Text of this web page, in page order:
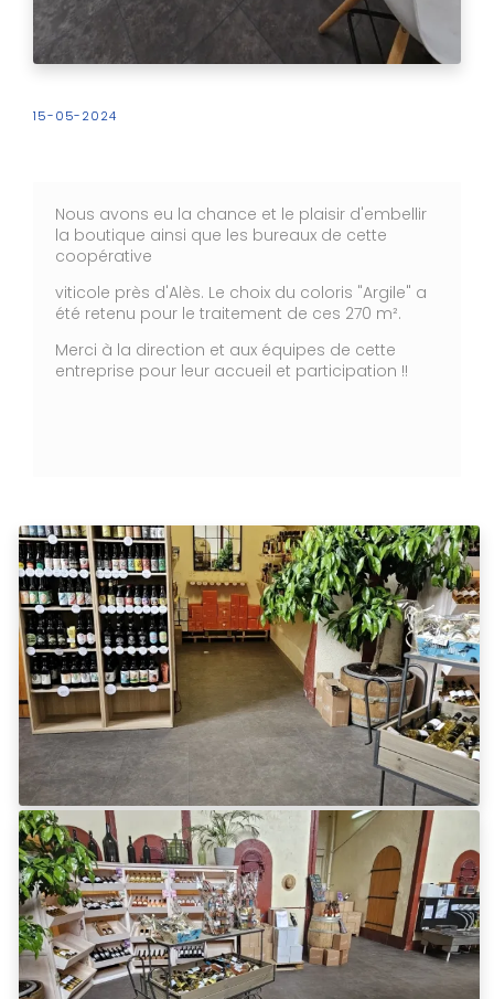
15-05-2024
Nous avons eu la chance et le plaisir d'embellir
la boutique ainsi que les bureaux de cette
coopérative
viticole près d'Alès. Le choix du coloris "Argile" a
été retenu pour le traitement de ces 270 m².
Merci à la direction et aux équipes de cette
entreprise pour leur accueil et participation !!